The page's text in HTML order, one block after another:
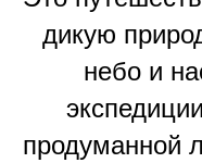
дикую
небо и
продуманной